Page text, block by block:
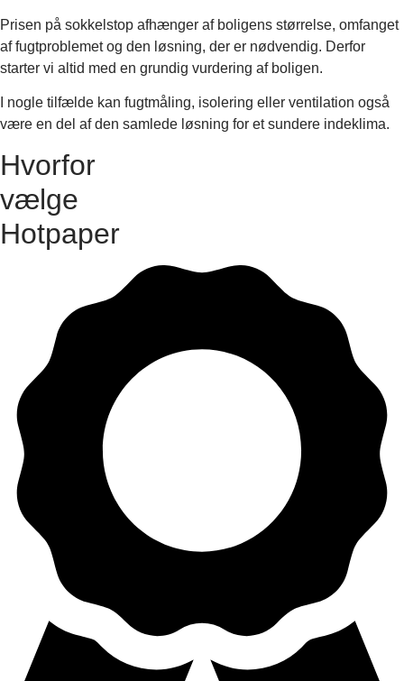
Prisen på sokkelstop afhænger af boligens størrelse, omfanget
af fugtproblemet og den løsning, der er nødvendig. Derfor
starter vi altid med en grundig vurdering af boligen.
I nogle tilfælde kan fugtmåling, isolering eller ventilation også
være en del af den samlede løsning for et sundere indeklima.
Hvorfor
vælge
Hotpaper